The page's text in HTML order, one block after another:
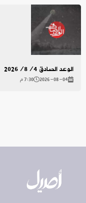
الوعد الصادق 2026/8/4
2026-08-04 7:30 م